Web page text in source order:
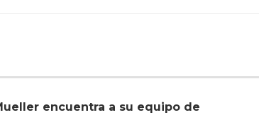
encuentra a su equipo de